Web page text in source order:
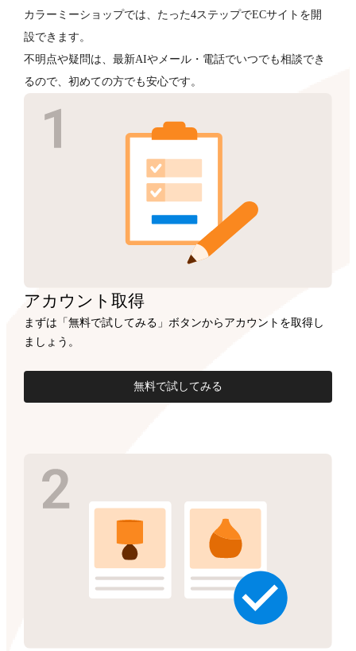
カラーミーショップでは、たった4ステップでECサイトを開
設できます。
不明点や疑問は、最新AIやメール・電話でいつでも相談でき
るので、初めての方でも安心です。
アカウント取得
まずは「無料で試してみる」ボタンからアカウントを取得し
ましょう。
無料で試してみる